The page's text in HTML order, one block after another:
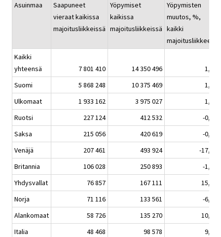
Asuinmaa
Saapuneet
vieraat kaikissa
majoitusliikkeissä
Yöpymiset
kaikissa
majoitusliikkeissä
Yöpymisten
muutos, %,
kaikki
majoitusliikkeet
Kaikki
yhteensä
7 801 410 14 350 496 1,7
Suomi
5 868 248 10 375 469
1,7
Ulkomaat
1 933 162 3 975 027
1,7
Ruotsi
227 124 412 532
-0,2
Saksa
215 056 420 619
-0,1
Venäjä
207 461 493 924
-17,6
Britannia
106 028 250 893
-1,9
Yhdysvallat
76 857 167 111
15,0
Norja
71 116 133 561
-6,2
Alankomaat
58 726 135 270
10,1
Italia
48 468 98 578
9,8